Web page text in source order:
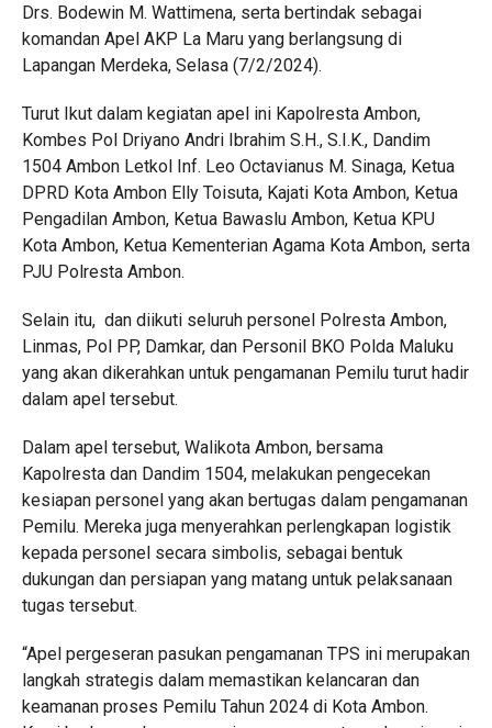
Drs. Bodewin M. Wattimena, serta bertindak sebagai
komandan Apel AKP La Maru yang berlangsung di
Lapangan Merdeka, Selasa (7/2/2024).
Turut Ikut dalam kegiatan apel ini Kapolresta Ambon,
Kombes Pol Driyano Andri Ibrahim S.H., S.I.K., Dandim
1504 Ambon Letkol Inf. Leo Octavianus M. Sinaga, Ketua
DPRD Kota Ambon Elly Toisuta, Kajati Kota Ambon, Ketua
Pengadilan Ambon, Ketua Bawaslu Ambon, Ketua KPU
Kota Ambon, Ketua Kementerian Agama Kota Ambon, serta
PJU Polresta Ambon.
Selain itu, dan diikuti seluruh personel Polresta Ambon,
Linmas, Pol PP, Damkar, dan Personil BKO Polda Maluku
yang akan dikerahkan untuk pengamanan Pemilu turut hadir
dalam apel tersebut.
Dalam apel tersebut, Walikota Ambon, bersama
Kapolresta dan Dandim 1504, melakukan pengecekan
kesiapan personel yang akan bertugas dalam pengamanan
Pemilu. Mereka juga menyerahkan perlengkapan logistik
kepada personel secara simbolis, sebagai bentuk
dukungan dan persiapan yang matang untuk pelaksanaan
tugas tersebut.
“Apel pergeseran pasukan pengamanan TPS ini merupakan
langkah strategis dalam memastikan kelancaran dan
keamanan proses Pemilu Tahun 2024 di Kota Ambon.